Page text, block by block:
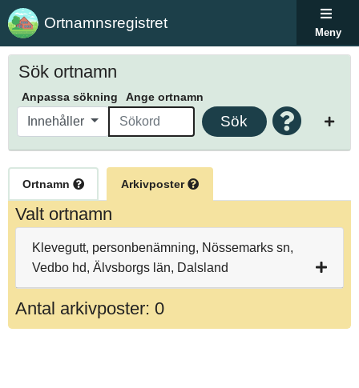
Ortnamnsregistret
Meny
Sök ortnamn
Anpassa sökning Ange ortnamn
Innehåller Sök
Ortnamn Arkivposter
Valt ortnamn
Klevegutt, personbenämning, Nössemarks sn,
Vedbo hd, Älvsborgs län, Dalsland
Antal arkivposter: 0